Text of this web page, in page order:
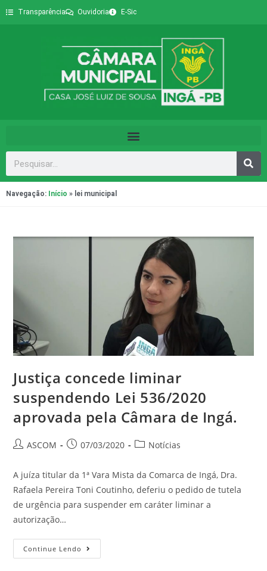
Transparência Ouvidoria E-Sic
Navegação: Início » lei municipal
Justiça concede liminar
suspendendo Lei 536/2020
aprovada pela Câmara de Ingá.
ASCOM 07/03/2020 Notícias
A juíza titular da 1ª Vara Mista da Comarca de Ingá, Dra.
Rafaela Pereira Toni Coutinho, deferiu o pedido de tutela
de urgência para suspender em caráter liminar a
autorização…
Continue Lendo